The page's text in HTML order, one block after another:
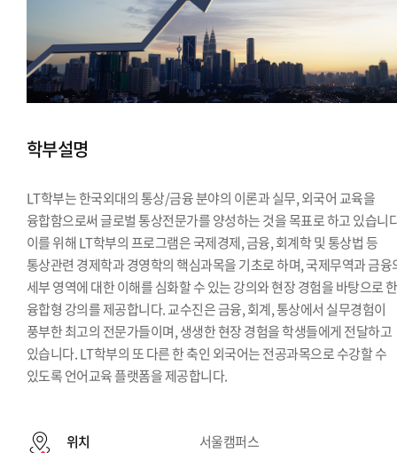
학부설명
LT학부는 한국외대의 통상/금융 분야의 이론과 실무, 외국어 교육을
융합함으로써 글로벌 통상전문가를 양성하는 것을 목표로 하고 있습니
이를 위해 LT학부의 프로그램은 국제경제, 금융, 회계학 및 통상법 등
통상관련 경제학과 경영학의 핵심과목을 기초로 하며, 국제무역과 금융
세부 영역에 대한 이해를 심화할 수 있는 강의와 현장 경험을 바탕으로 한
융합형 강의를 제공합니다. 교수진은 금융, 회계, 통상에서 실무경험이
풍부한 최고의 전문가들이며, 생생한 현장 경험을 학생들에게 전달하고
있습니다. LT학부의 또 다른 한 축인 외국어는 전공과목으로 수강할 수
있도록 언어교육 플랫폼을 제공합니다.
위치 서울캠퍼스